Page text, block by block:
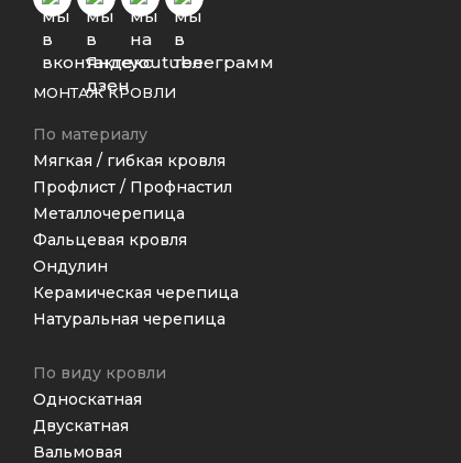
МОНТАЖ КРОВЛИ
По материалу
Мягкая / гибкая кровля
Профлист / Профнастил
Металлочерепица
Фальцевая кровля
Ондулин
Керамическая черепица
Натуральная черепица
По виду кровли
Односкатная
Двускатная
Вальмовая